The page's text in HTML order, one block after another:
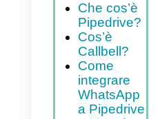
Índice
Che cos’è